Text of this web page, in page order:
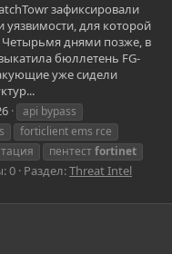
зафиксировали
уязвимости, для которой
Четырьмя днями позже, в
бюллетень FG-
уже сидели
api bypass
forticlient ems rce
пентестfortinet
0 Раздел:Threat Intel